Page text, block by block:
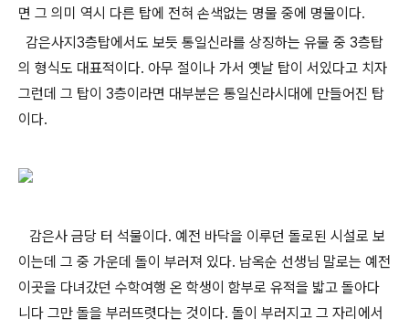
면 그 의미 역시 다른 탑에 전혀 손색없는 명물 중에 명물이다.
감은사지3층탑에서도 보듯 통일신라를 상징하는 유물 중 3층탑
의 형식도 대표적이다. 아무 절이나 가서 옛날 탑이 서있다고 치자
그런데 그 탑이 3층이라면 대부분은 통일신라시대에 만들어진 탑
이다.
감은사 금당 터 석물이다. 예전 바닥을 이루던 돌로된 시설로 보
이는데 그 중 가운데 돌이 부러져 있다. 남옥순 선생님 말로는 예전
이곳을 다녀갔던 수학여행 온 학생이 함부로 유적을 밟고 돌아다
니다 그만 돌을 부러뜨렷다는 것이다. 돌이 부러지고 그 자리에서